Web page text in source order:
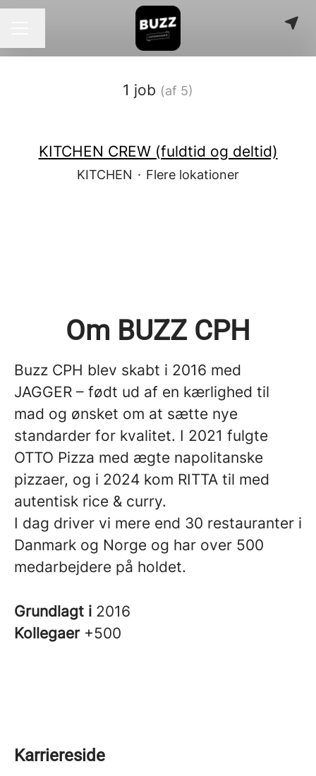
1 job (af 5)
KITCHEN CREW (fuldtid og deltid)
KITCHEN · Flere lokationer
Om BUZZ CPH
Buzz CPH blev skabt i 2016 med
JAGGER – født ud af en kærlighed til
mad og ønsket om at sætte nye
standarder for kvalitet. I 2021 fulgte
OTTO Pizza med ægte napolitanske
pizzaer, og i 2024 kom RITTA til med
autentisk rice & curry.
I dag driver vi mere end 30 restauranter i
Danmark og Norge og har over 500
medarbejdere på holdet.
Grundlagt i 2016
Kollegaer +500
Karriereside